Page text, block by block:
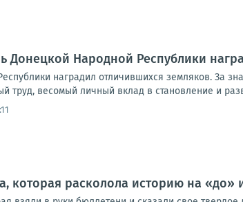
Донецкой Народной Республики
наградил отличившихся земляков. За
труд, весомый личный вклад в становление и
которая расколола историю на «до»